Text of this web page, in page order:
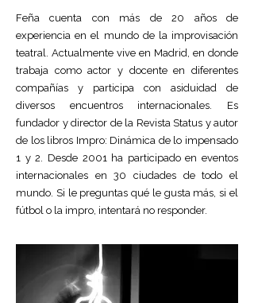
Feña cuenta con más de 20 años de
experiencia en el mundo de la improvisación
teatral. Actualmente vive en Madrid, en donde
trabaja como actor y docente en diferentes
compañías y participa con asiduidad de
diversos encuentros internacionales. ​Es
fundador y director de la Revista Status y autor
de los libros Impro: Dinámica de lo impensado
1 y 2. ​Desde 2001 ha participado en eventos
internacionales en 30 ciudades de todo el
mundo. Si le preguntas qué le gusta más, si el
fútbol o la impro, intentará no responder.